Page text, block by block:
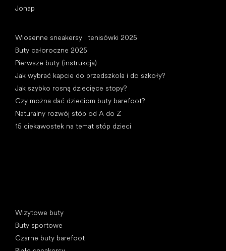
Jonap
Wiosenne sneakersy i tenisówki 2025
Buty całoroczne 2025
Pierwsze buty (instrukcja)
Jak wybrać kapcie do przedszkola i do szkoły?
Jak szybko rosną dziecięce stopy?
Czy można dać dzieciom buty barefoot?
Naturalny rozwój stóp od A do Z
15 ciekawostek na temat stóp dzieci
Wizytowe buty
Buty sportowe
Czarne buty barefoot